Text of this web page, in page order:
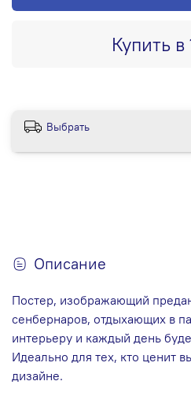
Купить в
Выбрать
Описание
Постер, изображающий
сенбернаров, отдыхающих в
интерьеру и каждый день
Идеально для тех, кто ценит
дизайне.